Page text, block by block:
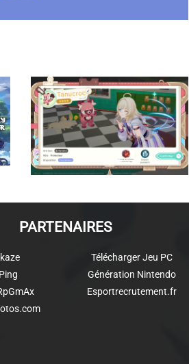
PARTENAIRES
Télécharger Jeu PC
Génération Nintendo
Esportrecrutement.fr